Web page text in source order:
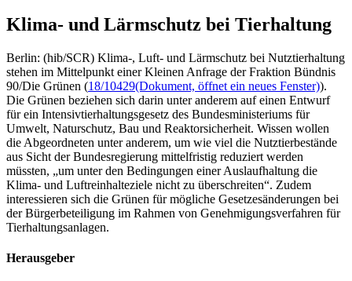
Klima- und Lärmschutz bei Tierhaltung
Berlin: (hib/SCR) Klima-, Luft- und Lärmschutz bei Nutztierhaltung
stehen im Mittelpunkt einer Kleinen Anfrage der Fraktion Bündnis
90/Die Grünen (18/10429(Dokument, öffnet ein neues Fenster)).
Die Grünen beziehen sich darin unter anderem auf einen Entwurf
für ein Intensivtierhaltungsgesetz des Bundesministeriums für
Umwelt, Naturschutz, Bau und Reaktorsicherheit. Wissen wollen
die Abgeordneten unter anderem, um wie viel die Nutztierbestände
aus Sicht der Bundesregierung mittelfristig reduziert werden
müssten, „um unter den Bedingungen einer Auslaufhaltung die
Klima- und Luftreinhalteziele nicht zu überschreiten“. Zudem
interessieren sich die Grünen für mögliche Gesetzesänderungen bei
der Bürgerbeteiligung im Rahmen von Genehmigungsverfahren für
Tierhaltungsanlagen.
Herausgeber